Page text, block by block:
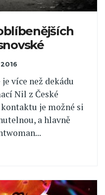
více než dekádu
Nil z České
je možné si
a hlavně